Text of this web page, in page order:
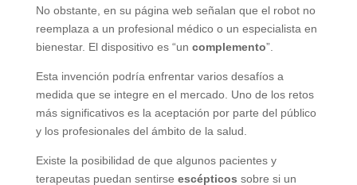
No obstante, en su página web señalan que el robot no
reemplaza a un profesional médico o un especialista en
bienestar. El dispositivo es “un complemento”.
Esta invención podría enfrentar varios desafíos a
medida que se integre en el mercado. Uno de los retos
más significativos es la aceptación por parte del público
y los profesionales del ámbito de la salud.
Existe la posibilidad de que algunos pacientes y
terapeutas puedan sentirse escépticos sobre si un